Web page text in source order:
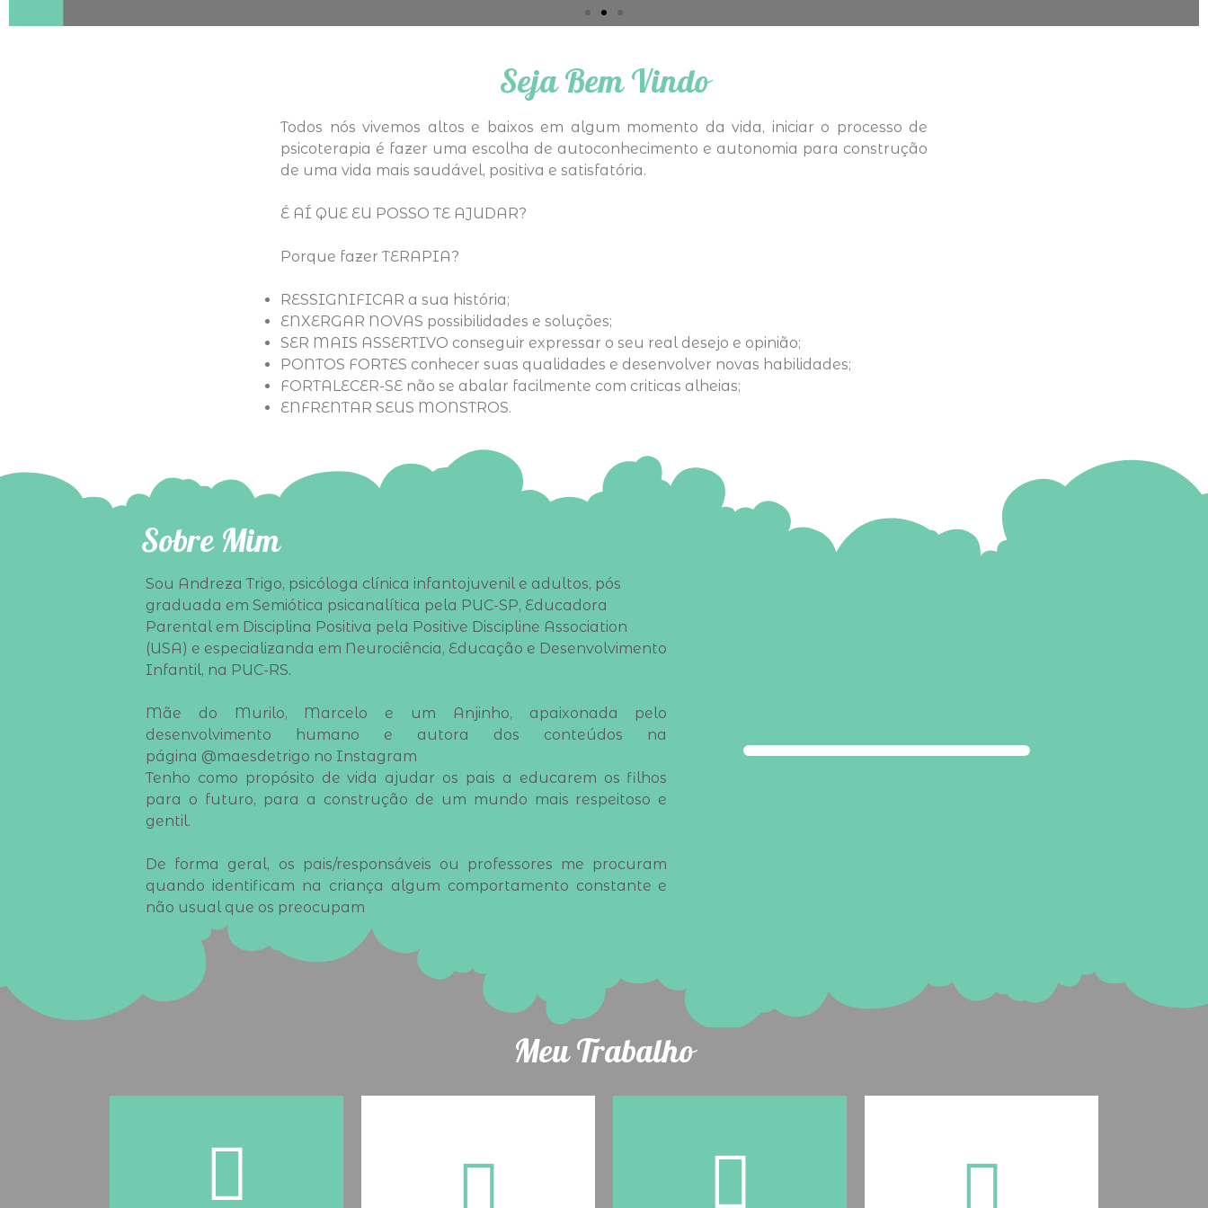
Seja Bem Vindo
Todos nós vivemos altos e baixos em algum momento da vida, iniciar o processo de
psicoterapia é fazer uma escolha de autoconhecimento e autonomia para construção
de uma vida mais saudável, positiva e satisfatória.
É AÍ QUE EU POSSO TE AJUDAR?
Porque fazer TERAPIA?
RESSIGNIFICAR a sua história;
ENXERGAR NOVAS possibilidades e soluções;
SER MAIS ASSERTIVO conseguir expressar o seu real desejo e opinião;
PONTOS FORTES conhecer suas qualidades e desenvolver novas habilidades;
FORTALECER-SE não se abalar facilmente com criticas alheias;
ENFRENTAR SEUS MONSTROS.
Sobre Mim
Sou Andreza Trigo, psicóloga clínica infantojuvenil e adultos, pós
graduada em Semiótica psicanalítica pela PUC-SP, Educadora
Parental em Disciplina Positiva pela Positive Discipline Association
(USA) e especializanda em Neurociência, Educação e Desenvolvimento
Infantil, na PUC-RS.
Mãe do Murilo, Marcelo e um Anjinho, apaixonada pelo
desenvolvimento humano e autora dos conteúdos na
página @maesdetrigo no Instagram
Tenho como propósito de vida ajudar os pais a educarem os filhos
para o futuro, para a construção de um mundo mais respeitoso e
gentil.
De forma geral, os pais/responsáveis ou professores me procuram
quando identificam na criança algum comportamento constante e
não usual que os preocupam
Meu Trabalho